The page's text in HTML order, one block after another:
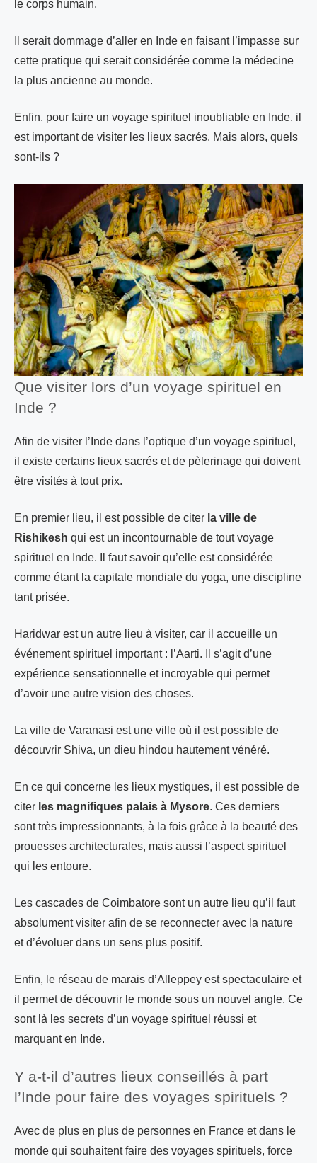
le corps humain.
Il serait dommage d’aller en Inde en faisant l’impasse sur
cette pratique qui serait considérée comme la médecine
la plus ancienne au monde.
Enfin, pour faire un voyage spirituel inoubliable en Inde, il
est important de visiter les lieux sacrés. Mais alors, quels
sont-ils ?
Que visiter lors d’un voyage spirituel en
Inde ?
Afin de visiter l’Inde dans l’optique d’un voyage spirituel,
il existe certains lieux sacrés et de pèlerinage qui doivent
être visités à tout prix.
En premier lieu, il est possible de citer la ville de
Rishikesh qui est un incontournable de tout voyage
spirituel en Inde. Il faut savoir qu’elle est considérée
comme étant la capitale mondiale du yoga, une discipline
tant prisée.
Haridwar est un autre lieu à visiter, car il accueille un
événement spirituel important : l’Aarti. Il s’agit d’une
expérience sensationnelle et incroyable qui permet
d’avoir une autre vision des choses.
La ville de Varanasi est une ville où il est possible de
découvrir Shiva, un dieu hindou hautement vénéré.
En ce qui concerne les lieux mystiques, il est possible de
citer les magnifiques palais à Mysore. Ces derniers
sont très impressionnants, à la fois grâce à la beauté des
prouesses architecturales, mais aussi l’aspect spirituel
qui les entoure.
Les cascades de Coimbatore sont un autre lieu qu’il faut
absolument visiter afin de se reconnecter avec la nature
et d’évoluer dans un sens plus positif.
Enfin, le réseau de marais d’Alleppey est spectaculaire et
il permet de découvrir le monde sous un nouvel angle. Ce
sont là les secrets d’un voyage spirituel réussi et
marquant en Inde.
Y a-t-il d’autres lieux conseillés à part
l’Inde pour faire des voyages spirituels ?
Avec de plus en plus de personnes en France et dans le
monde qui souhaitent faire des voyages spirituels, force